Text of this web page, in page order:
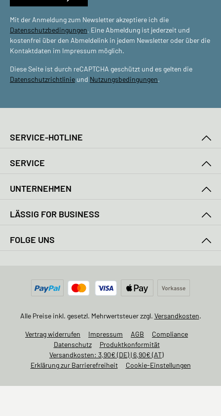
Mit der Anmeldung zum Newsletter akzeptiere ich die
Datenschutzbedingungen. Eine Abmeldung ist jederzeit und
kostenfrei über den Abmeldelink in jedem Newsletter oder über die
Kontaktdaten im Impressum möglich.
Diese Seite ist durch reCAPTCHA geschützt und es gelten die
Datenschutzrichtlinie und Nutzungsbedingungen.
SERVICE-HOTLINE
SERVICE
UNTERNEHMEN
LÄSSIG FOR BUSINESS
FOLGE UNS
Alle Preise inkl. gesetzl. Mehrwertsteuer zzgl. Versandkosten.
Vertrag widerrufen Impressum AGB
Compliance
Datenschutz
Produktkonformität
Versandkosten: 3,90€ (DE) | 6,90€ (AT)
Erklärung zur Barrierefreiheit
Cookie-Einstellungen